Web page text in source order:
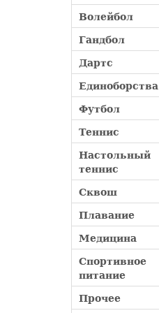
Волейбол
Гандбол
Дартс
Единоборства
Футбол
Теннис
Настольный
теннис
Сквош
Плавание
Медицина
Спортивное
питание
Прочее